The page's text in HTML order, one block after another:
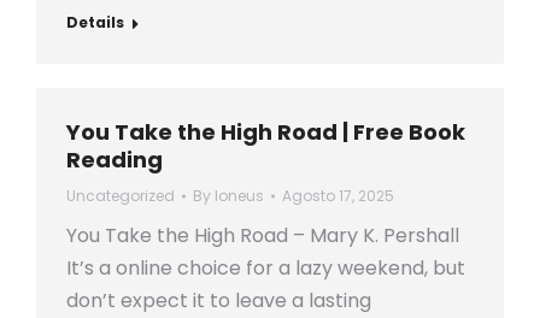
Details
You Take the High Road | Free Book
Reading
Uncategorized By loneus Agosto 17, 2025
You Take the High Road – Mary K. Pershall
It’s a online choice for a lazy weekend, but
don’t expect it to leave a lasting